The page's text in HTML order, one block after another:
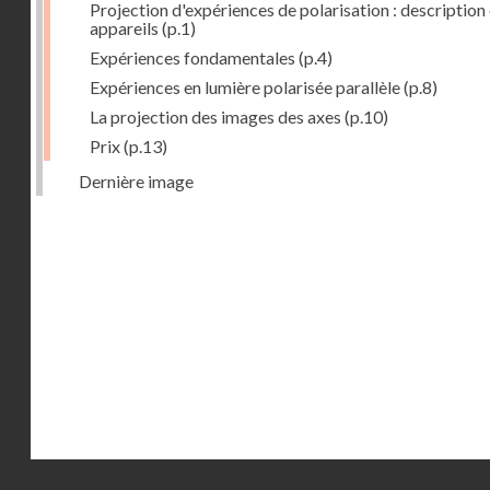
Projection d'expériences de polarisation : description
appareils (p.1)
Expériences fondamentales (p.4)
Expériences en lumière polarisée parallèle(p.8)
La projection des images des axes (p.10)
Prix(p.13)
Dernière image